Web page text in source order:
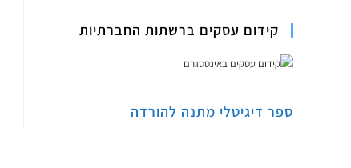
קידום עסקים ברשתות החברתיות
ספר דיגיטלי מתנה להורדה